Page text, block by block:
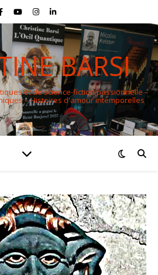
BARSI
et de science-fiction passionnelle –
– Histoires d'amour intemporelles